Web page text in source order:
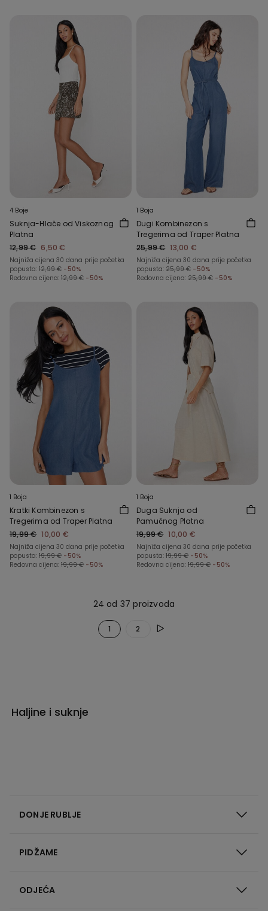
4 Boje
Suknja-Hlače od Viskoznog
Platna
12,99 € 6,50 €
Najniža cijena 30 dana prije početka
popusta: 12,99 € -50%
Redovna cijena: 12,99 € -50%
1 Boja
Dugi Kombinezon s
Tregerima od Traper Platna
25,99 € 13,00 €
Najniža cijena 30 dana prije početka
popusta: 25,99 € -50%
Redovna cijena: 25,99 € -50%
1 Boja
Kratki Kombinezon s
Tregerima od Traper Platna
19,99 € 10,00 €
Najniža cijena 30 dana prije početka
popusta: 19,99 € -50%
Redovna cijena: 19,99 € -50%
1 Boja
Duga Suknja od
Pamučnog Platna
19,99 € 10,00 €
Najniža cijena 30 dana prije početka
popusta: 19,99 € -50%
Redovna cijena: 19,99 € -50%
24 od 37 proizvoda
1 2
Haljine i suknje
DONJE RUBLJE
PIDŽAME
ODJEĆA